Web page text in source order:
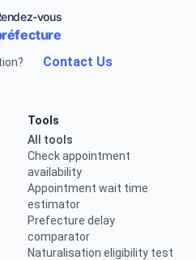
vous
Contact Us
Tools
All tools
Check appointment
availability
Appointment wait time
estimator
Prefecture delay
comparator
Naturalisation eligibility test